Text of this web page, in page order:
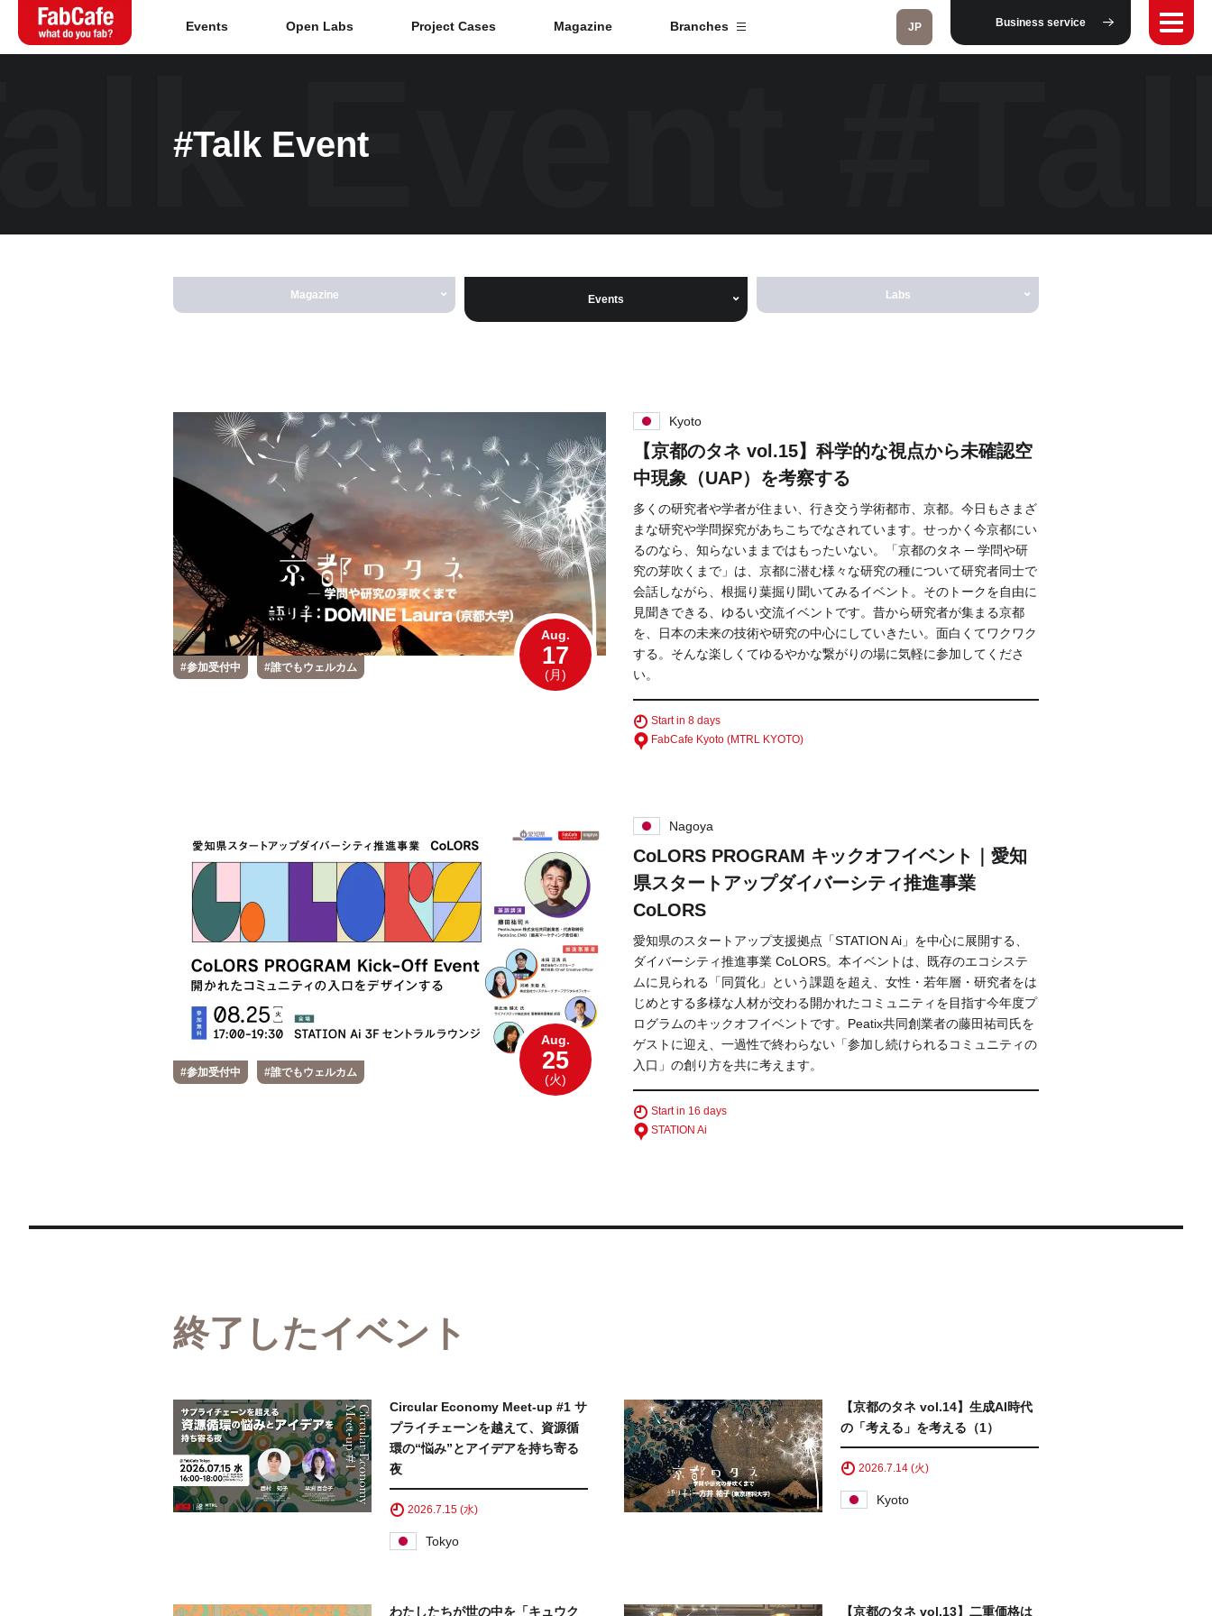
Home
Project Cases
Contact
Hida
Chiba Mexico City
Events Open Labs Project Cases Magazine Branches JP Business service
#Talk Event
Event
Magazine Events Labs
#参加受付中 #誰でもウェルカム
Aug.
17
(月)
Kyoto
【京都のタネ vol.15】科学的な視点から未確認空
中現象（UAP）を考察する
多くの研究者や学者が住まい、行き交う学術都市、京都。今日もさまざ
まな研究や学問探究があちこちでなされています。せっかく今京都にい
るのなら、知らないままではもったいない。「京都のタネ ─ 学問や研
究の芽吹くまで」は、京都に潜む様々な研究の種について研究者同士で
会話しながら、根掘り葉掘り聞いてみるイベント。そのトークを自由に
見聞きできる、ゆるい交流イベントです。昔から研究者が集まる京都
を、日本の未来の技術や研究の中心にしていきたい。面白くてワクワク
する。そんな楽しくてゆるやかな繋がりの場に気軽に参加してくださ
い。
Start in 8 days
FabCafe Kyoto (MTRL KYOTO)
#参加受付中 #誰でもウェルカム
Aug.
25
(火)
Nagoya
CoLORS PROGRAM キックオフイベント｜愛知
県スタートアップダイバーシティ推進事業
CoLORS
愛知県のスタートアップ支援拠点「STATION Ai」を中心に展開する、
ダイバーシティ推進事業 CoLORS。本イベントは、既存のエコシステ
ムに見られる「同質化」という課題を超え、女性・若年層・研究者をは
じめとする多様な人材が交わる開かれたコミュニティを目指す今年度プ
ログラムのキックオフイベントです。Peatix共同創業者の藤田祐司氏を
ゲストに迎え、一過性で終わらない「参加し続けられるコミュニティの
入口」の創り方を共に考えます。
Start in 16 days
STATION Ai
終了したイベント
Circular Economy Meet-up #1 サ
プライチェーンを越えて、資源循
環の“悩み”とアイデアを持ち寄る
夜
2026.7.15 (水)
Tokyo
【京都のタネ vol.14】生成AI時代
の「考える」を考える（1）
2026.7.14 (火)
Kyoto
わたしたちが世の中を「キュウク 【京都のタネ vol.13】二重価格は